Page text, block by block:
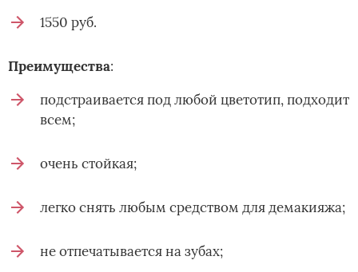
1550 руб.
Преимущества:
подстраивается под любой цветотип, подходит
всем;
очень стойкая;
легко снять любым средством для демакияжа;
не отпечатывается на зубах;